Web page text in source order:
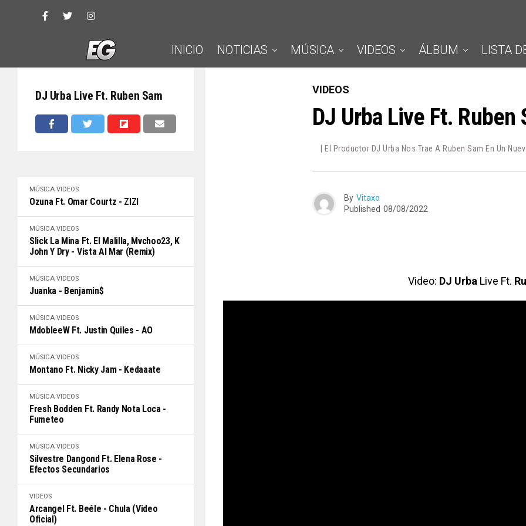
INICIO NOTICIAS MÚSICA VIDEOS ÁLBUM LISTA
DJ Urba Live Ft. Ruben Sam
MÚSICA VIDEOS
Ozuna Ft. Omar Courtz - ZIZI
MÚSICA VIDEOS
Slick La Mina Ft. El Malilla, Mvchoo23, K
John Y Dry - Vista Al Mar (Remix)
MÚSICA VIDEOS
Juanka - Benjamin$
MÚSICA VIDEOS
MdobleeW Ft. Justin Quiles - AO
MÚSICA VIDEOS
Montano Ft. Nicky Jam - Kedaaate
MÚSICA VIDEOS
Fresh Bodden Ft. Randy Nota Loca -
Fumeteo
MÚSICA VIDEOS
Silvestre Dangond Ft. Elena Rose -
Efectos Secundarios
VIDEOS
Arcangel Ft. Beéle - Chula (Video
Oficial)
VIDEOS
DJ Urba Live Ft. Ruben
| El Productor DJ Urba Nos Trae A Ruben Sam En Un
By Vitaxo
Published 08/08/2022
Video: DJ Urba Live Ft.